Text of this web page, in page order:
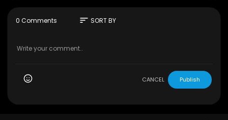
0 Comments sort SORT BY
CANCEL Publish